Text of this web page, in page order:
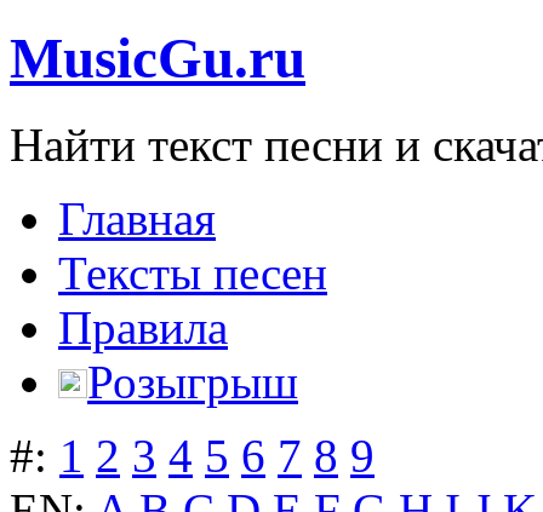
MusicGu.ru
Найти текст песни и
Главная
Тексты песен
Правила
Розыгрыш
#: 1 2 3 4 5 6 7 8 9